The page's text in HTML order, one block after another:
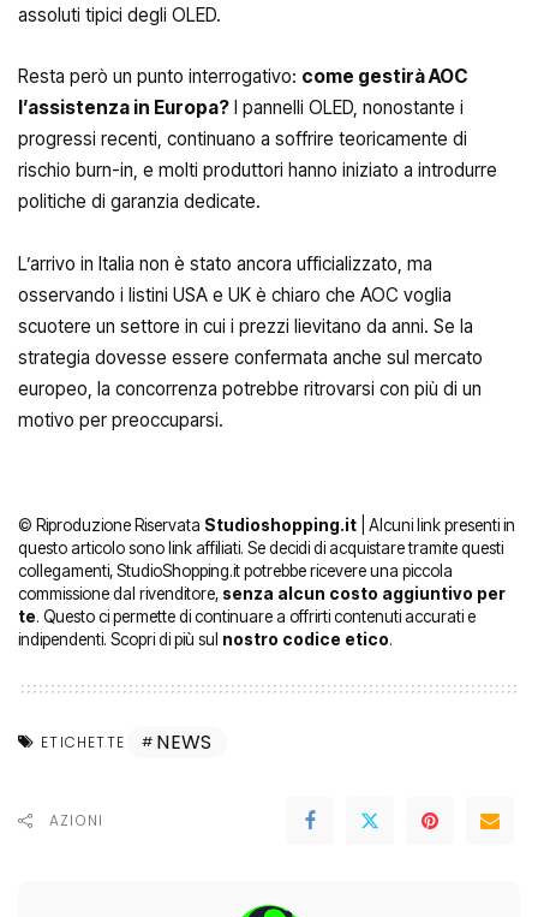
assoluti tipici degli OLED.
Resta però un punto interrogativo: come gestirà AOC
l’assistenza in Europa? I pannelli OLED, nonostante i
progressi recenti, continuano a soffrire teoricamente di
rischio burn-in, e molti produttori hanno iniziato a introdurre
politiche di garanzia dedicate.
L’arrivo in Italia non è stato ancora ufficializzato, ma
osservando i listini USA e UK è chiaro che AOC voglia
scuotere un settore in cui i prezzi lievitano da anni. Se la
strategia dovesse essere confermata anche sul mercato
europeo, la concorrenza potrebbe ritrovarsi con più di un
motivo per preoccuparsi.
© Riproduzione Riservata Studioshopping.it | Alcuni link presenti in
questo articolo sono link affiliati. Se decidi di acquistare tramite questi
collegamenti, StudioShopping.it potrebbe ricevere una piccola
commissione dal rivenditore, senza alcun costo aggiuntivo per
te. Questo ci permette di continuare a offrirti contenuti accurati e
indipendenti. Scopri di più sul nostro codice etico.
ETICHETTE NEWS
AZIONI